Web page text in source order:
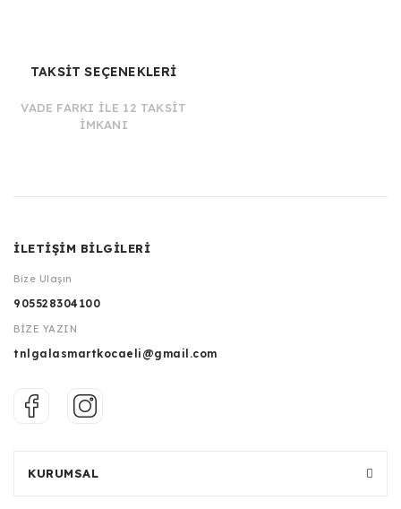
TAKSİT SEÇENEKLERİ
VADE FARKI İLE 12 TAKSİT
İMKANI
İLETİŞİM BİLGİLERİ
Bize Ulaşın
905528304100
BİZE YAZIN
tnlgalasmartkocaeli@gmail.com
KURUMSAL